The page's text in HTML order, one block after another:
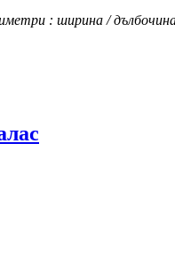
: ширина /